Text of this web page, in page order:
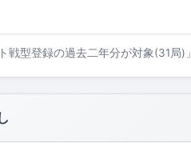
戦型登録の過去二年分が対象(31局)」